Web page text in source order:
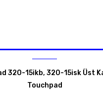
320-15ikb, 320-15isk Üst
Touchpad